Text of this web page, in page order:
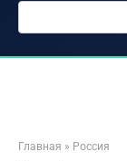
Поиск:
Главная » Россия